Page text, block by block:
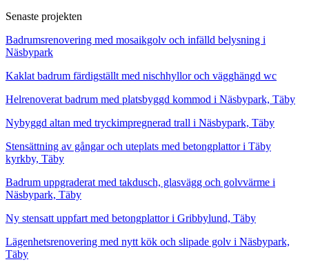
Senaste projekten
Badrumsrenovering med mosaikgolv och infälld belysning i
Näsbypark
Kaklat badrum färdigställt med nischhyllor och vägghängd wc
Helrenoverat badrum med platsbyggd kommod i Näsbypark, Täby
Nybyggd altan med tryckimpregnerad trall i Näsbypark, Täby
Stensättning av gångar och uteplats med betongplattor i Täby
kyrkby, Täby
Badrum uppgraderat med takdusch, glasvägg och golvvärme i
Näsbypark, Täby
Ny stensatt uppfart med betongplattor i Gribbylund, Täby
Lägenhetsrenovering med nytt kök och slipade golv i Näsbypark,
Täby